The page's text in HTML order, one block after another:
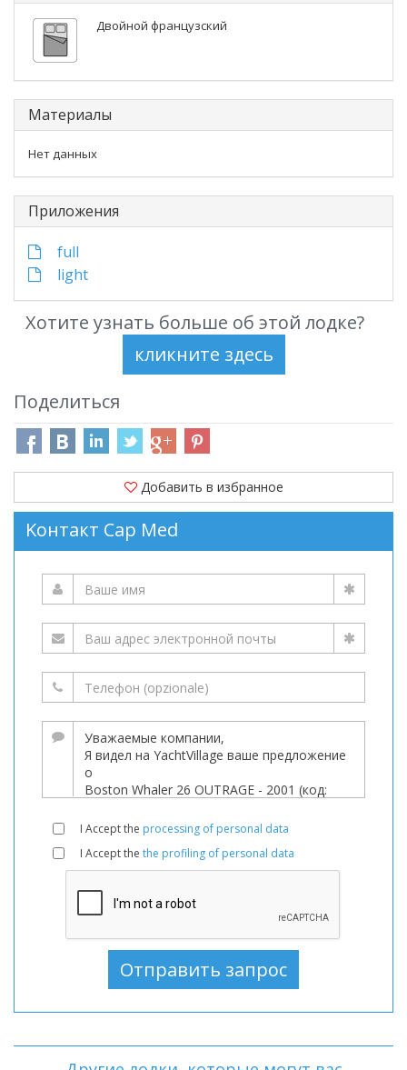
Двойной французский
Материалы
Нет данных
Приложения
full
light
Хотите узнать больше об этой лодке?
Поделиться
Добавить в избранное
Kонтакт Cap Med
I Accept the processing of personal data
I Accept the the profiling of personal data